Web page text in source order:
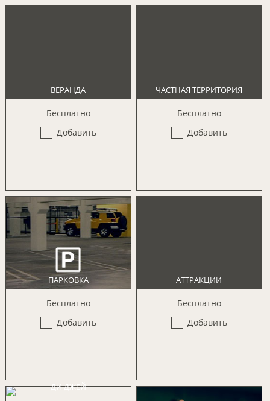
ВЕРАНДА
Бесплатно
Добавить
ЧАСТНАЯ ТЕРРИТОРИЯ
Бесплатно
Добавить
ПАРКОВКА
Бесплатно
Добавить
АТТРАКЦИИ
Бесплатно
Добавить
ДИ ДЖЕЙ